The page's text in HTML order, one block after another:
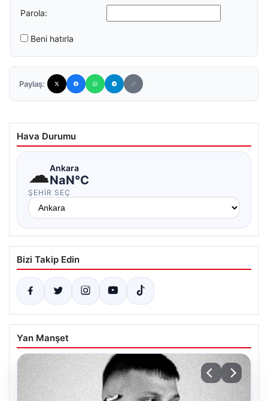
Parola:
Beni hatırla
Paylaş:
Hava Durumu
☁Ankara
NaN°C
ŞEHIR SEÇ
Bizi Takip Edin
Yan Manşet